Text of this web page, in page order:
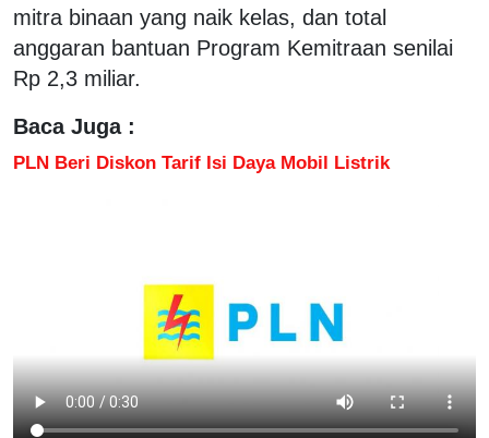
mitra binaan yang naik kelas, dan total
anggaran bantuan Program Kemitraan senilai
Rp 2,3 miliar.
Baca Juga :
PLN Beri Diskon Tarif Isi Daya Mobil Listrik